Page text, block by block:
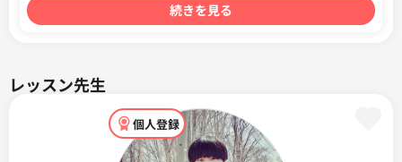
続きを見る
レッスン先生
個人登録